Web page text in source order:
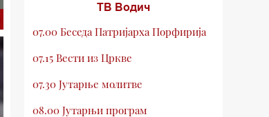
ТВ Водич
07.00 Беседа Патријарха Порфирија
07.15 Вести из Цркве
07.30 Јутарње молитве
08.00 Јутарњи програм